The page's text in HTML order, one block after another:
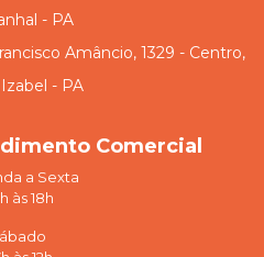
- PA
Amâncio, 1329 - Centro,
- PA
Comercial
a Sexta
às 18h